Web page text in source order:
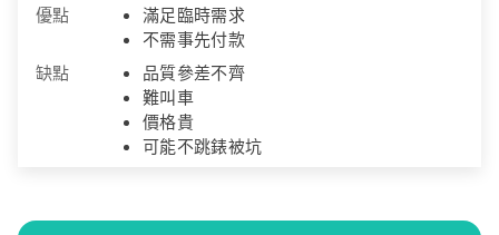
優點
滿足臨時需求
不需事先付款
缺點
品質參差不齊
難叫車
價格貴
可能不跳錶被坑